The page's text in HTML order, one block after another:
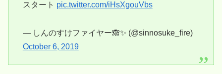
スタート pic.twitter.com/iHsXgouVbs
— しんのすけファイヤー🙈✨ (@sinnosuke_fire)
October 6, 2019